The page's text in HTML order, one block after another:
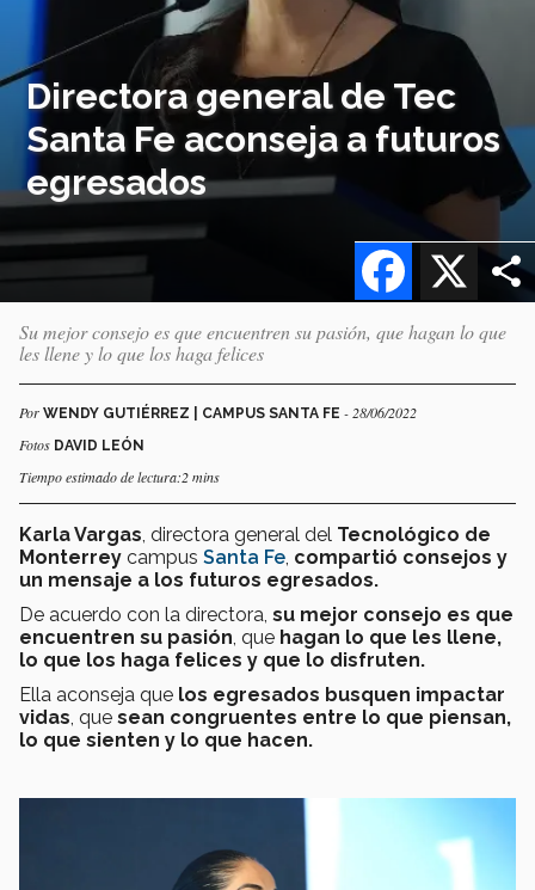
Directora general de Tec
Santa Fe aconseja a futuros
egresados
X
Facebook
Su mejor consejo es que encuentren su pasión, que hagan lo que
les llene y lo que los haga felices
Por WENDY GUTIÉRREZ | CAMPUS SANTA FE - 28/06/2022
Fotos DAVID LEÓN
Tiempo estimado de lectura:2 mins
Karla Vargas , directora general del Tecnológico de
Monterrey campus Santa Fe compartió consejos y
un mensaje a los futuros egresados.
De acuerdo con la directora, su mejor consejo es que
encuentren su pasión , que hagan lo que les llene,
lo que los haga felices y que lo disfruten.
Ella aconseja que los egresados busquen impactar
vidas , que sean congruentes entre lo que piensan,
lo que sienten y lo que hacen.